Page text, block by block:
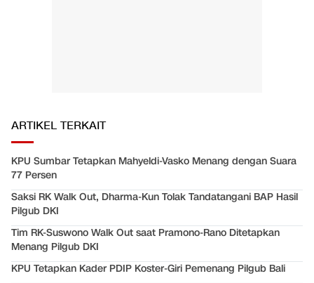
ARTIKEL TERKAIT
KPU Sumbar Tetapkan Mahyeldi-Vasko Menang dengan Suara
77 Persen
Saksi RK Walk Out, Dharma-Kun Tolak Tandatangani BAP Hasil
Pilgub DKI
Tim RK-Suswono Walk Out saat Pramono-Rano Ditetapkan
Menang Pilgub DKI
KPU Tetapkan Kader PDIP Koster-Giri Pemenang Pilgub Bali